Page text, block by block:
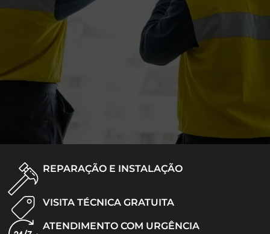
REPARAÇÃO E INSTALAÇÃO
VISITA TÉCNICA GRATUITA
ATENDIMENTO COM URGÊNCIA